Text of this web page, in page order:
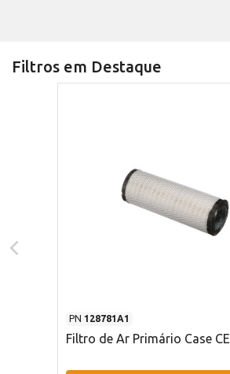
Filtros em Destaque
PN 128781A1
Filtro de Ar Primário Case CE